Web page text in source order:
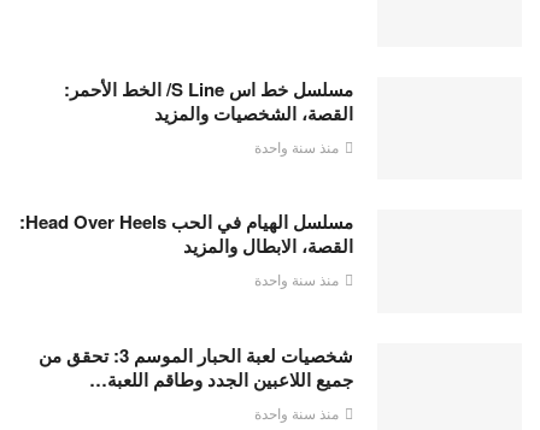
مسلسل خط اس S Line/ الخط الأحمر:
القصة، الشخصيات والمزيد
منذ سنة واحدة
مسلسل الهيام في الحب Head Over Heels:
القصة، الابطال والمزيد
منذ سنة واحدة
شخصيات لعبة الحبار الموسم 3: تحقق من
جميع اللاعبين الجدد وطاقم اللعبة…
منذ سنة واحدة